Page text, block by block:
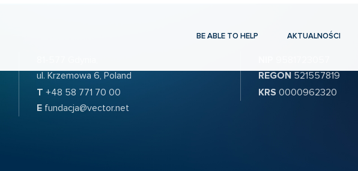
BE ABLE TO HELP AKTUALNOŚCI
ul. Krzemowa 6, Poland
T +48 58 771 70 00
E fundacja@vector.net
REGON 521557819
KRS0000962320